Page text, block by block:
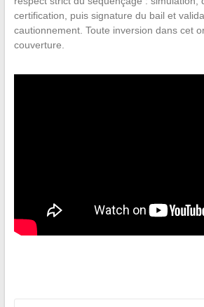
certification, puis signature du bail et
cautionnement. Toute inversion dans cet
couverture.